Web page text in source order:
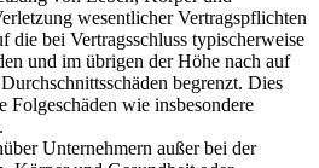
wesentlicher Vertragspflichten
die bei Vertragsschluss typischerweise
und im übrigen der Höhe nach auf
begrenzt. Dies
Folgeschäden wie insbesondere
Unternehmern außer bei der